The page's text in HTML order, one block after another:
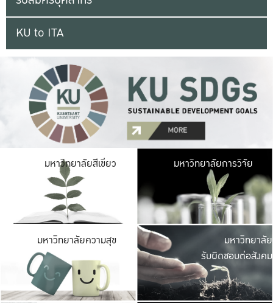
KU to ITA
มหาวิทยาลัยสีเขียว มหาวิ
มีพื้นที่เขียวสดใส
เป็นป่าในเมือง เกษต
มหาวิทยาลัยการวิจัย
มหาวิทยาลัยความสุข มหาวิ
ค
เปิดประ
และพบเรื่องราวใ
มหาวิทยาลัย
รับผิดชอบต่อสังคม